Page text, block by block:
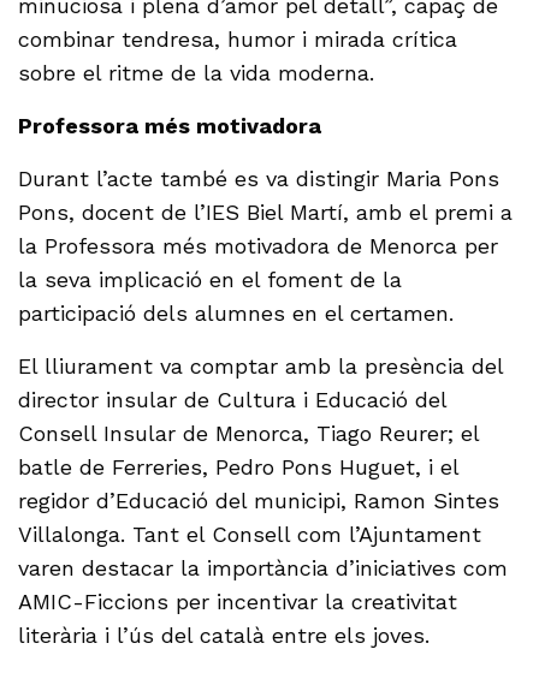
minuciosa i plena d’amor pel detall”, capaç de
combinar tendresa, humor i mirada crítica
sobre el ritme de la vida moderna.
Professora més motivadora
Durant l’acte també es va distingir Maria Pons
Pons, docent de l’IES Biel Martí, amb el premi a
la Professora més motivadora de Menorca per
la seva implicació en el foment de la
participació dels alumnes en el certamen.
El lliurament va comptar amb la presència del
director insular de Cultura i Educació del
Consell Insular de Menorca, Tiago Reurer; el
batle de Ferreries, Pedro Pons Huguet, i el
regidor d’Educació del municipi, Ramon Sintes
Villalonga. Tant el Consell com l’Ajuntament
varen destacar la importància d’iniciatives com
AMIC-Ficcions per incentivar la creativitat
literària i l’ús del català entre els joves.